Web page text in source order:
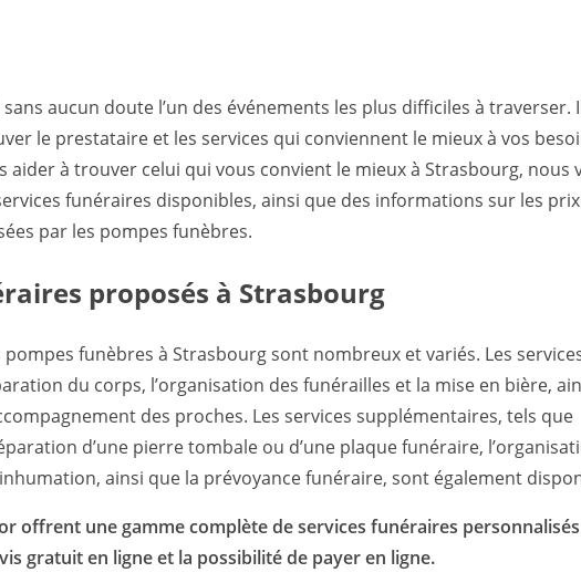
aucun doute l’un des événements les plus difficiles à traverser.
le prestataire et les services qui conviennent le mieux à vos
aider à trouver celui qui vous convient le mieux à Strasbourg, nous
funéraires disponibles, ainsi que des informations sur les
par les pompes funèbres.
proposés à Strasbourg
funèbres à Strasbourg sont nombreux et variés. Les
du corps, l’organisation des funérailles et la mise en bière,
des proches. Les services supplémentaires, tels que
d’une pierre tombale ou d’une plaque funéraire,
ainsi que la prévoyance funéraire, sont également
offrent une gamme complète de services funéraires
gratuit en ligne et la possibilité de payer en ligne.